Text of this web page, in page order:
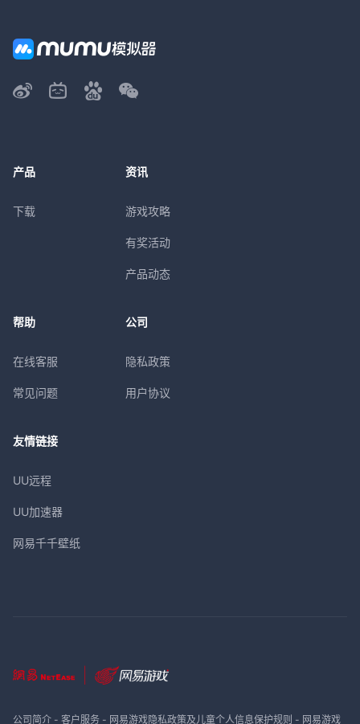
产品
下载
资讯
游戏攻略
有奖活动
产品动态
帮助
在线客服
常见问题
公司
隐私政策
用户协议
友情链接
UU远程
UU加速器
网易千千壁纸
公司简介- 客户服务- 网易游戏隐私政策及儿童个人信息保护规则 - 网易游戏